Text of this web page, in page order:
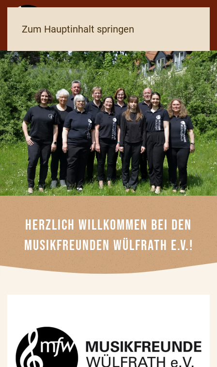
Zum Hauptinhalt springen
HERZLICH WILLKOMMEN BEI DEN
MUSIKFREUNDEN WÜLFRATH E.V.!